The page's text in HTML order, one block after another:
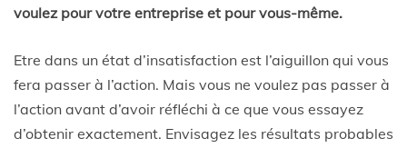
voulez pour votre entreprise et pour vous-même.
Etre dans un état d’insatisfaction est l’aiguillon qui vous
fera passer à l’action. Mais vous ne voulez pas passer à
l’action avant d’avoir réfléchi à ce que vous essayez
d’obtenir exactement. Envisagez les résultats probables